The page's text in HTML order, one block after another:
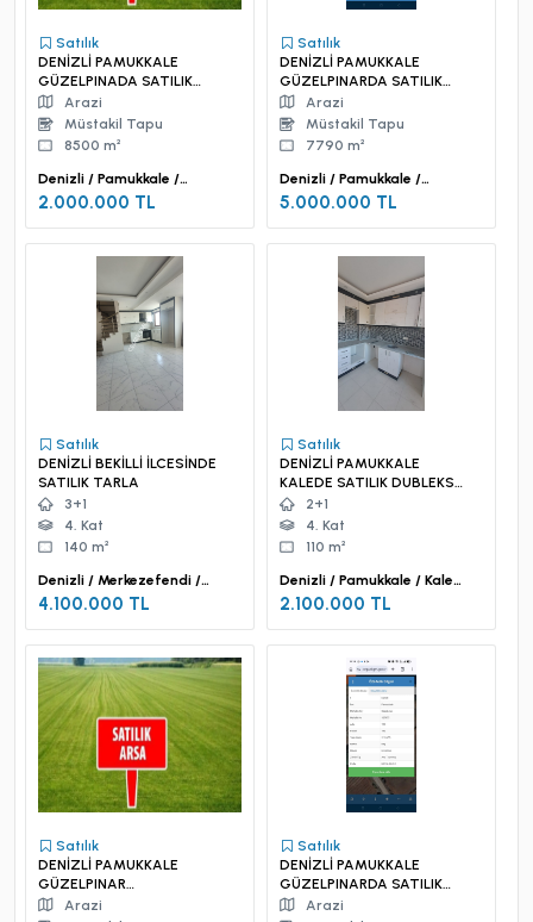
Satılık
DENİZLİ PAMUKKALE
GÜZELPINADA SATILIK
TARLAArazi
Müstakil Tapu
8500 m²
Denizli / Pamukkale /
Güzelpınar Mah.
2.000.000 TL
Satılık
DENİZLİ PAMUKKALE
GÜZELPINARDA SATILIK
TARLAArazi
Müstakil Tapu
7790 m²
Denizli / Pamukkale /
Güzelpınar Mah.
5.000.000 TL
Satılık
DENİZLİ BEKİLLİ İLCESİNDE
SATILIK TARLA
3+1
4. Kat
140 m²
Denizli / Merkezefendi /
Sümer Mah.
4.100.000 TL
Satılık
DENİZLİ PAMUKKALE
KALEDE SATILIK DUBLEKS
DAİRE
2+1
4. Kat
110 m²
Denizli / Pamukkale / Kale
Mah.
2.100.000 TL
Satılık
DENİZLİ PAMUKKALE
GÜZELPINAR
MAHALLESİNNDE SATILIK
Arazi
Satılık
DENİZLİ PAMUKKALE
GÜZELPINARDA SATILIK
TARLAArazi